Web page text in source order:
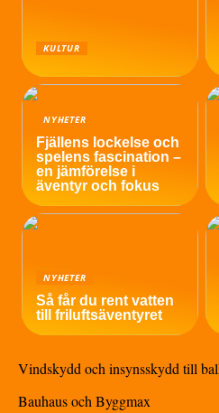
KULTUR
NYHETER
Fjällens lockelse och
spelens fascination –
en jämförelse i
äventyr och fokus
NYHETER
Så får du rent vatten
till friluftsäventyret
Vindskydd och insynsskydd till
Bauhaus och Byggmax